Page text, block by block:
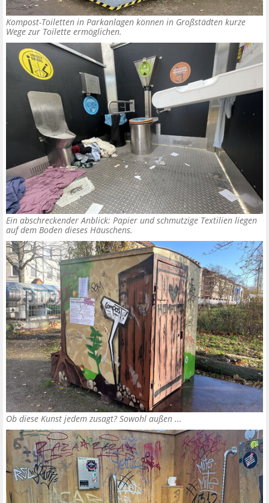
Kompost-Toiletten in Parkanlagen können in Großstädten kurze
Wege zur Toilette ermöglichen.
Ein abschreckender Anblick: Papier und schmutzige Textilien liegen
auf dem Boden dieses Häuschens.
Ob diese Kunst jedem zusagt? Sowohl außen ...